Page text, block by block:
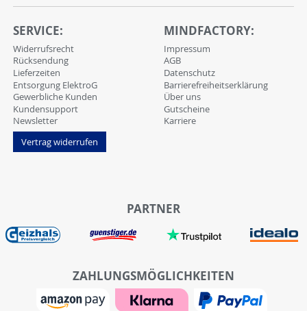
SERVICE:
Widerrufsrecht
Rücksendung
Lieferzeiten
Entsorgung ElektroG
Gewerbliche Kunden
Kundensupport
Newsletter
Vertrag widerrufen
MINDFACTORY:
Impressum
AGB
Datenschutz
Barrierefreiheitserklärung
Über uns
Gutscheine
Karriere
PARTNER
ZAHLUNGSMÖGLICHKEITEN